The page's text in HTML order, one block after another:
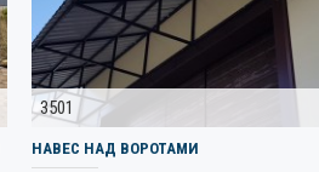
3501
НАВЕС НАД ВОРОТАМИ